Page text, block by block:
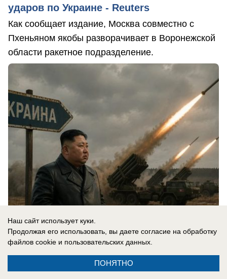
ударов по Украине - Reuters
Как сообщает издание, Москва совместно с
Пхеньяном якобы разворачивает в Воронежской
области ракетное подразделение.
05.08.2026 0
Наш сайт использует куки.
Продолжая его использовать, вы даете согласие на обработку
файлов cookie и пользовательских данных.
ПОНЯТНО